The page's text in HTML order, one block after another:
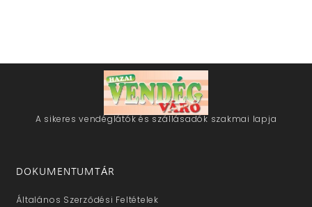
A sikeres vendéglátók és szállásadók szakmai lapja
DOKUMENTUMTÁR
Általános Szerződési Feltételek